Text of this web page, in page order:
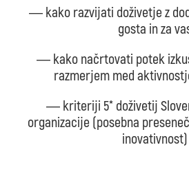
― kako razvijati doživetje z
gosta in za
― kako načrtovati potek
razmerjem med
― kriteriji 5* doživetij
organizacije (posebna
inovativnost)